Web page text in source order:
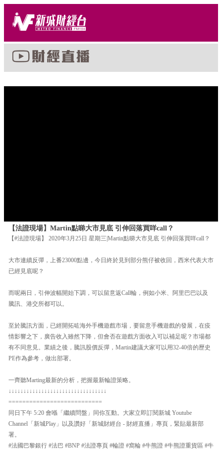
【法證現場】Martin點睇大市見底 引伸回落買咩call？
【#法證現場】 2020年3月25日 星期三|Martin點睇大市見底 引伸回落買咩call？
大市連續反彈，上番23000點邊，今日終於見到部分熊仔被收回，西米代表大市
已經見底呢？
而呢兩日，引伸波幅開始下調，可以留意返Call輪，例如小米、阿里巴巴以及
騰訊、港交所都可以。
至於騰訊方面，已經開拓咗海外手機遊戲市場，要留意手機遊戲的發展，在疫
情影響之下，廣告收入雖然下降，但會否在遊戲方面收入可以補足呢？市場都
有不同意見。業績之後，騰訊股價反彈，Martin建議大家可以用32-40倍的歷史
PE作為參考，做出部署。
一齊聽Marting最新的分析，把握最新輪證策略。
↓↓↓↓↓↓↓↓↓↓↓↓↓↓↓↓↓↓↓↓↓↓↓↓↓↓↓↓↓↓↓↓↓
===========================
同日下午 5:20 會喺「繼續問盤」同你互動。大家立即訂閱新城 Youtube
Channel「新城Play」以及讚好「新城財經台 - 財經直播」專頁，緊貼最新部
署。
#法國巴黎銀行 #法巴 #BNP #法證專頁 #輪證 #窩輪 #牛熊證 #牛熊證重貨區 #牛